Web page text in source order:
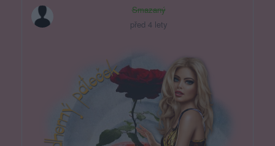
Smazaný
před 4 lety